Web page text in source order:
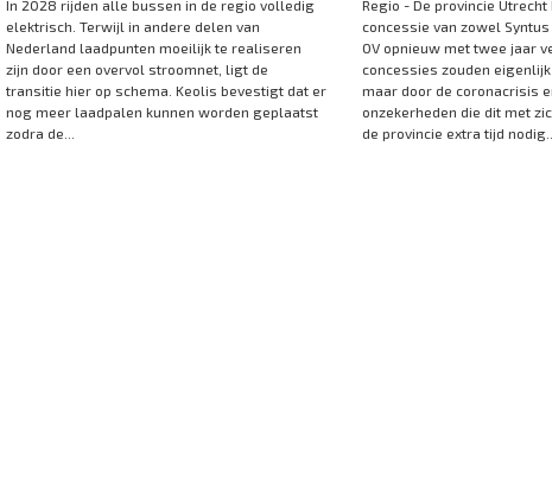
In 2028 rijden alle bussen in de regio volledig
elektrisch. Terwijl in andere delen van
Nederland laadpunten moeilijk te realiseren
zijn door een overvol stroomnet, ligt de
transitie hier op schema. Keolis bevestigt dat er
nog meer laadpalen kunnen worden geplaatst
zodra de...
Regio - De provincie Utrecht
concessie van zowel
OV opnieuw met twee jaar
concessies zouden
maar door de coronacrisis
onzekerheden die dit met
de provincie extra tijd nodig...